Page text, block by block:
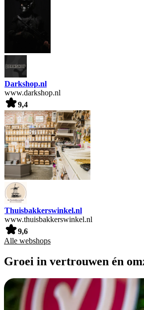
Darkshop.nl
www.darkshop.nl
9,4
Thuisbakkerswinkel.nl
www.thuisbakkerswinkel.nl
9,6
Alle webshops
Groei in vertrouwen én